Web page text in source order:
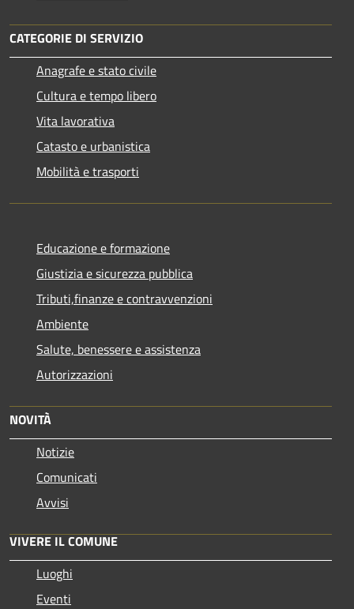
CATEGORIE DI SERVIZIO
Anagrafe e stato civile
Cultura e tempo libero
Vita lavorativa
Catasto e urbanistica
Mobilità e trasporti
Educazione e formazione
Giustizia e sicurezza pubblica
Tributi,finanze e contravvenzioni
Ambiente
Salute, benessere e assistenza
Autorizzazioni
NOVITÀ
Notizie
Comunicati
Avvisi
VIVERE IL COMUNE
Luoghi
Eventi